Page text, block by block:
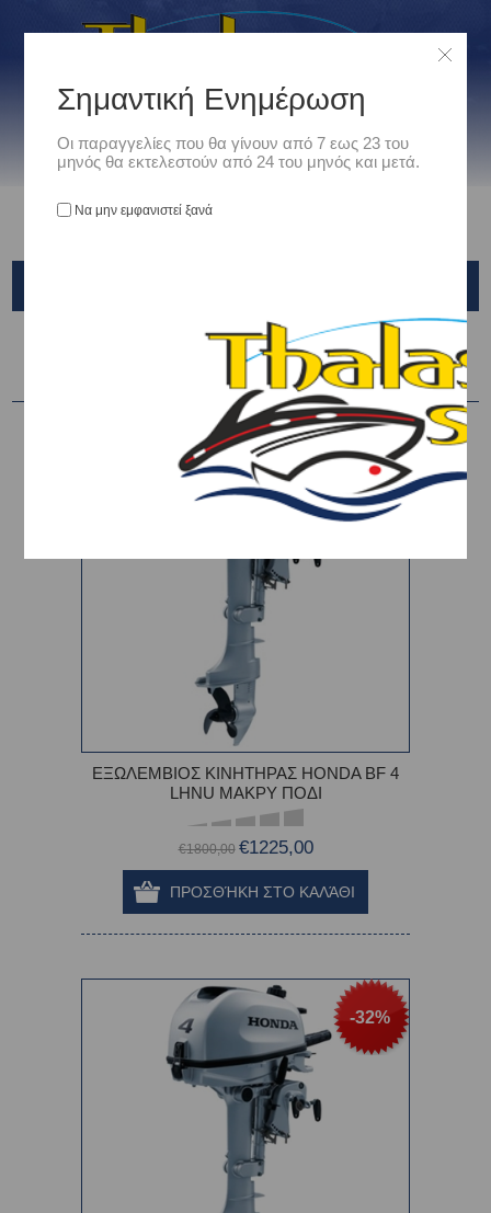
-32%
ΕΞΩΛΕΜΒΙΟΣ ΚΙΝΗΤΗΡΑΣ HONDA BF 4
LHNU ΜΑΚΡΥ ΠΟΔΙ
€1800,00 €1225,00
-32%
Σημαντική Ενημέρωση
Οι παραγγελίες που θα γίνουν από 7 εως 23 του
μηνός θα εκτελεστούν από 24 του μηνός και μετά.
Να μην εμφανιστεί ξανά